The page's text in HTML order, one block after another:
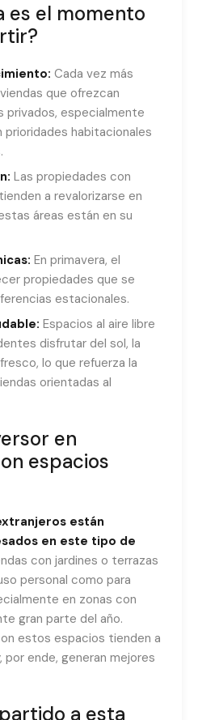
es el momento
Cada vez más
que ofrezcan
privados, especialmente
habitacionales
Las propiedades con
a revalorizarse en
áreas están en su
En primavera, el
propiedades que se
estacionales.
Espacios al aire libre
disfrutar del sol, la
lo que refuerza la
orientadas al
en
espacios
están
en este tipo de
con jardines o terrazas
personal como para
en zonas con
gran parte del año.
estos espacios tienden a
por ende, generan mejores
a esta